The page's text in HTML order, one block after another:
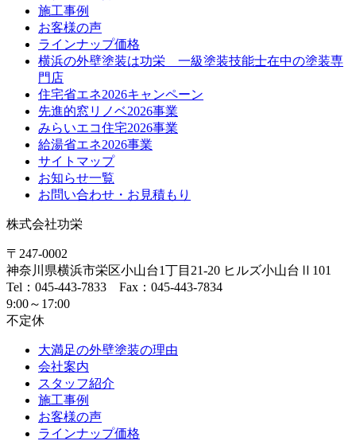
施工事例
お客様の声
ラインナップ価格
横浜の外壁塗装は功栄 一級塗装技能士在中の塗装専
門店
住宅省エネ2026キャンペーン
先進的窓リノベ2026事業
みらいエコ住宅2026事業
給湯省エネ2026事業
サイトマップ
お知らせ一覧
お問い合わせ・お見積もり
株式会社功栄
〒247-0002
神奈川県横浜市栄区小山台1丁目21-20 ヒルズ小山台Ⅱ101
Tel：045-443-7833 Fax：045-443-7834
9:00～17:00
不定休
大満足の外壁塗装の理由
会社案内
スタッフ紹介
施工事例
お客様の声
ラインナップ価格